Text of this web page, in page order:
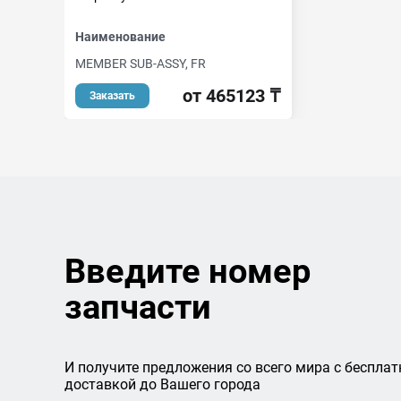
Наименование
MEMBER SUB-ASSY, FR
Заказать от 465123 ₸
Введите номер
запчасти
И получите предложения со всего мира с
доставкой до Вашего города